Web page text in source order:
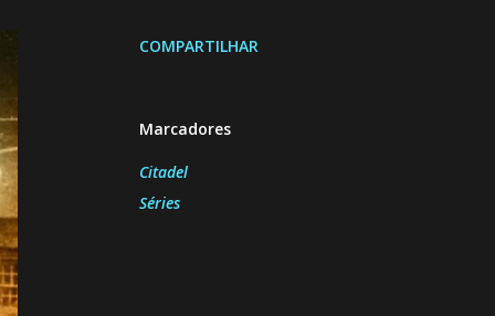
COMPARTILHAR
Marcadores
Citadel
Séries